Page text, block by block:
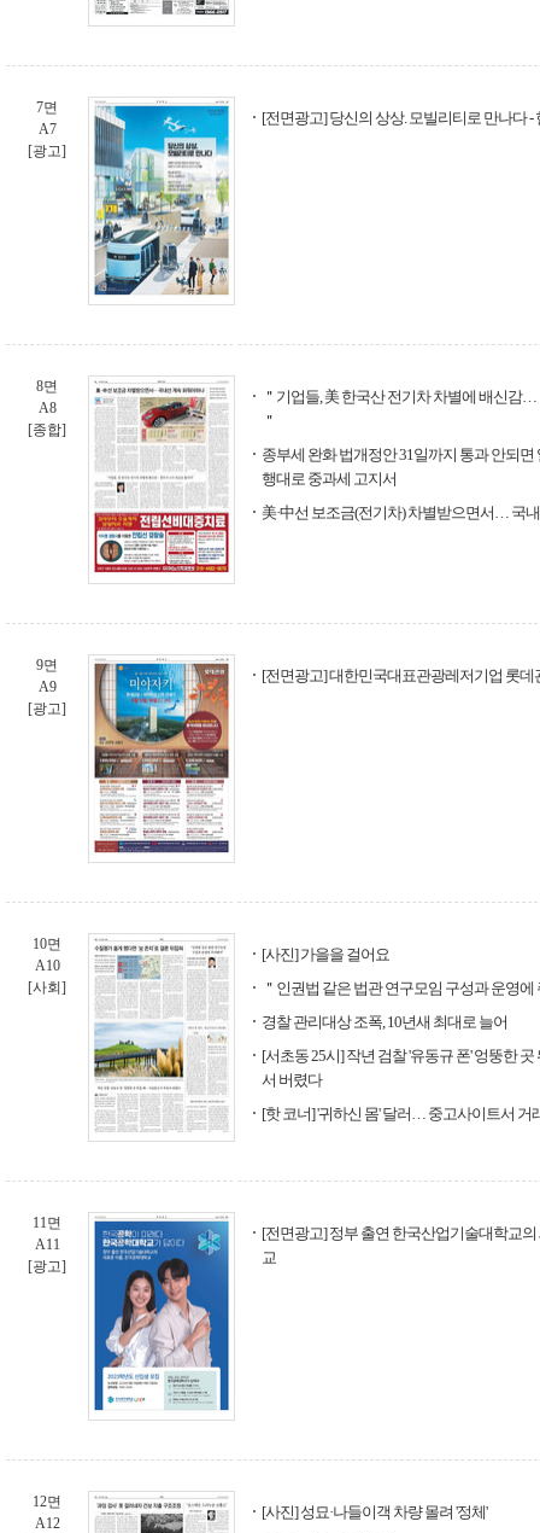
7면
A7
[광고]
[전면광고] 당신의 상상. 모빌리티로 만나다 -
8면
A8
[종합]
＂기업들, 美 한국산 전기차 차별에 배신감
＂
종부세 완화 법개정안 31일까지 통과 안되면
행대로 중과세 고지서
美·中선 보조금(전기차) 차별받으면서… 국
9면
A9
[광고]
[전면광고] 대한민국대표관광레저기업 롯데
10면
A10
[사회]
[사진] 가을을 걸어요
＂인권법 같은 법관 연구모임 구성과 운영에
경찰 관리대상 조폭, 10년새 최대로 늘어
[서초동 25시] 작년 검찰 '유동규 폰' 엉뚱한
서 버렸다
[핫 코너] '귀하신 몸' 달러… 중고사이트서 거
11면
A11
[광고]
[전면광고] 정부 출연 한국산업기술대학교
교
12면
A12
[사진] 성묘·나들이객 차량 몰려 '정체'